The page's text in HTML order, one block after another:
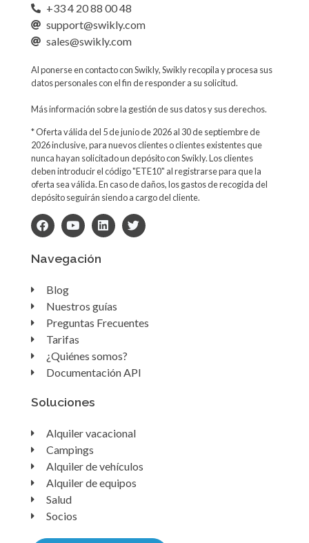
+33 4 20 88 00 48
support@swikly.com
sales@swikly.com
Al ponerse en contacto con Swikly, Swikly recopila y procesa sus
datos personales con el fin de responder a su solicitud.
Más información sobre la gestión de sus datos y sus derechos.
* Oferta válida del 5 de junio de 2026 al 30 de septiembre de
2026 inclusive, para nuevos clientes o clientes existentes que
nunca hayan solicitado un depósito con Swikly. Los clientes
deben introducir el código "ETE10" al registrarse para que la
oferta sea válida. En caso de daños, los gastos de recogida del
depósito seguirán siendo a cargo del cliente.
Navegación
Blog
Nuestros guías
Preguntas Frecuentes
Tarifas
¿Quiénes somos?
Documentación API
Soluciones
Alquiler vacacional
Campings
Alquiler de vehículos
Alquiler de equipos
Salud
Socios